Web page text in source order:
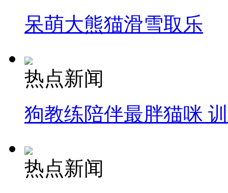
呆萌大熊猫滑雪取乐
热点新闻
狗教练陪伴最胖猫咪
热点新闻